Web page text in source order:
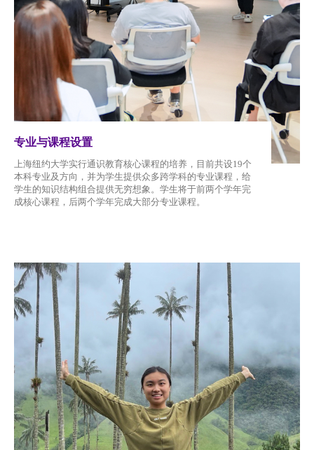
专业与课程设置
上海纽约大学实行通识教育核心课程的培养，目前共设19个
本科专业及方向，并为学生提供众多跨学科的专业课程，给
学生的知识结构组合提供无穷想象。学生将于前两个学年完
成核心课程，后两个学年完成大部分专业课程。